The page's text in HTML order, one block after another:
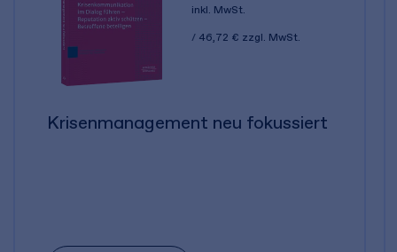
inkl. MwSt.
46,72 € zzgl. MwSt.
Krisenmanagement neu fokussiert